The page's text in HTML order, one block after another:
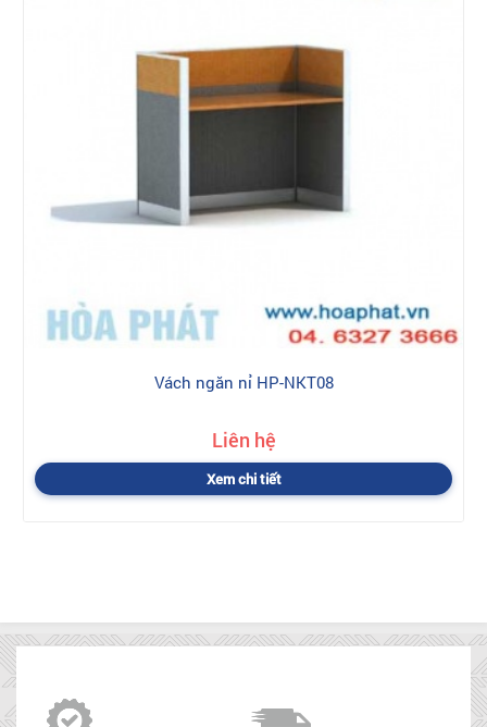
Vách ngăn nỉ HP-NKT08
Liên hệ
Xem chi tiết